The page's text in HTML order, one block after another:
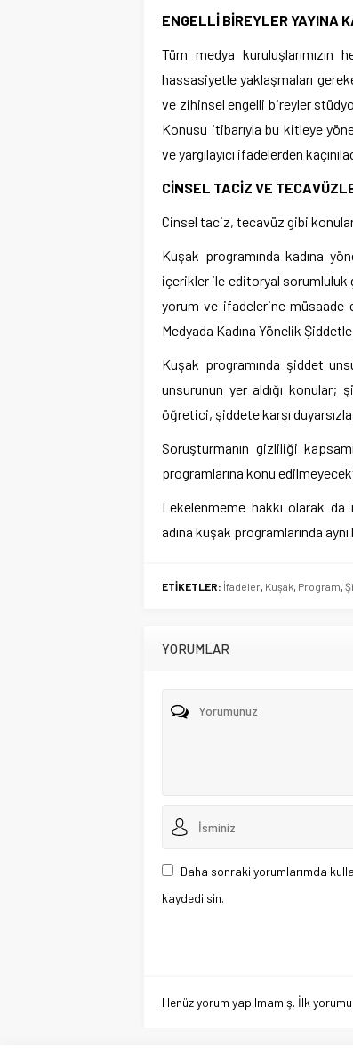
ENGELLİ BİREYLER YAYINA
Tüm medya
hassasiyetle yaklaşmaları
ve zihinsel engelli bireyler
Konusu itibarıyla bu kitleye
ve yargılayıcı ifadelerden
CİNSEL TACİZ VE
Cinsel taciz, tecavüz gibi
Kuşak programında kadına
içerikler ile editoryal sorumluluk
yorum ve ifadelerine müsaade
Medyada Kadına Yönelik
Kuşak programında şiddet
unsurunun yer aldığı konular;
öğretici, şiddete karşı
Soruşturmanın gizliliği
programlarına konu
Lekelenmeme hakkı olarak da
adına kuşak programlarında
ETİKETLER: İfadeler, Kuşak, Program,
YORUMLAR
Daha sonraki yorumlarımda
kaydedilsin.
Henüz yorum yapılmamış. İlk